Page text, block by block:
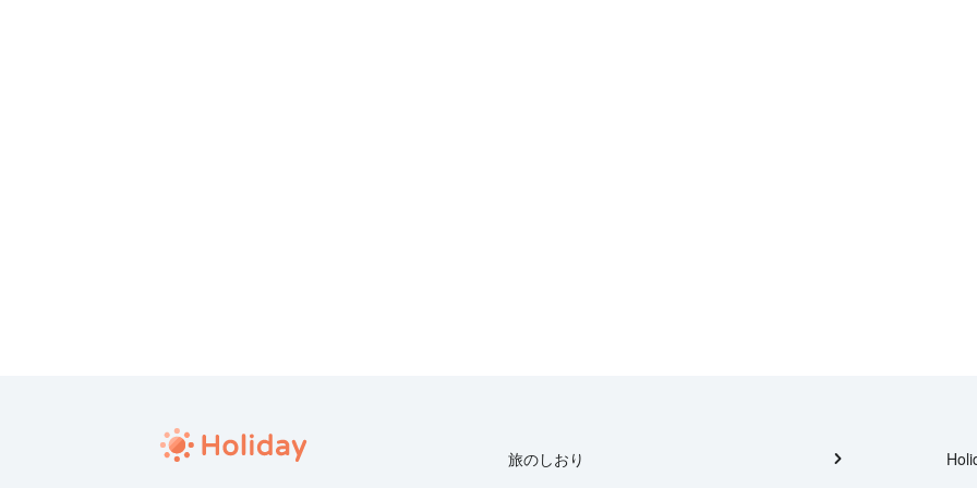
旅のしおり